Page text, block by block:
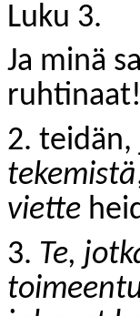
Luku 3.
Ja minä
2. teidän,
tekemistä
viette
3. Te,